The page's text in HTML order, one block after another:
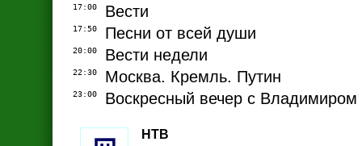
17:00 Вести
17:50 Песни от всей души
20:00 Вести недели
22:30 Москва. Кремль. Путин
23:00 Воскресный вечер с
НТВ